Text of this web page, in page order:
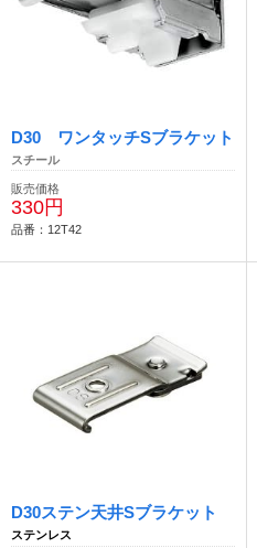
D30 ワンタッチSブラケット
スチール
販売価格
330円
品番：12T42
D30ステン天井Sブラケット
ステンレス